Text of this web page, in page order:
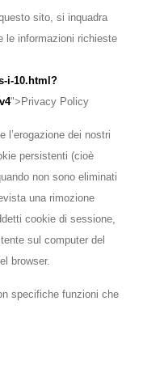
sito, si inquadra
le informazioni richieste
i-10.html?
">Privacy Policy
l’erogazione dei nostri
persistenti (cioè
non sono eliminati
una rimozione
cookie di sessione,
sul computer del
browser.
specifiche funzioni che